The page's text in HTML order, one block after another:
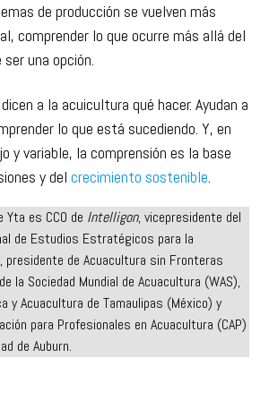
de producción se vuelven más
comprender lo que ocurre más allá del
una opción.
a la acuicultura qué hacer. Ayudan a
lo que está sucediendo. Y, en
y variable, la comprensión es la base
y delcrecimiento sostenible.
Yta es CCO de Intelligon, vicepresidente del
de Estudios Estratégicos para la
presidente de Acuacultura sin Fronteras
la Sociedad Mundial de Acuacultura (WAS),
y Acuacultura de Tamaulipas (México) y
para Profesionales en Acuacultura (CAP)
de Auburn.